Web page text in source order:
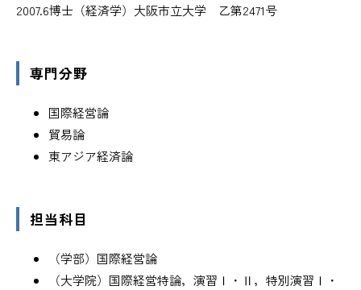
2007.6博士（経済学）大阪市立大学 乙第2471号
専門分野
国際経営論
貿易論
東アジア経済論
担当科目
（学部）国際経営論
（大学院）国際経営特論，演習Ⅰ・Ⅱ，特別演習Ⅰ・